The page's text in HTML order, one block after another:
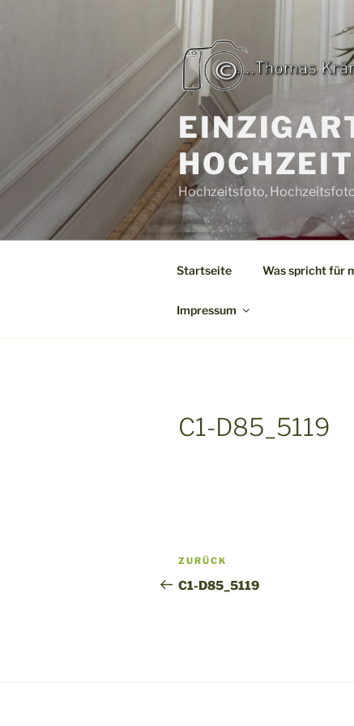
Hochzeitsfoto,
Startseite Was spricht für
Impressum
C1-D85_5119
Beitragsnavigation
Vorheriger
Beitrag
ZURÜCK
C1-D85_5119